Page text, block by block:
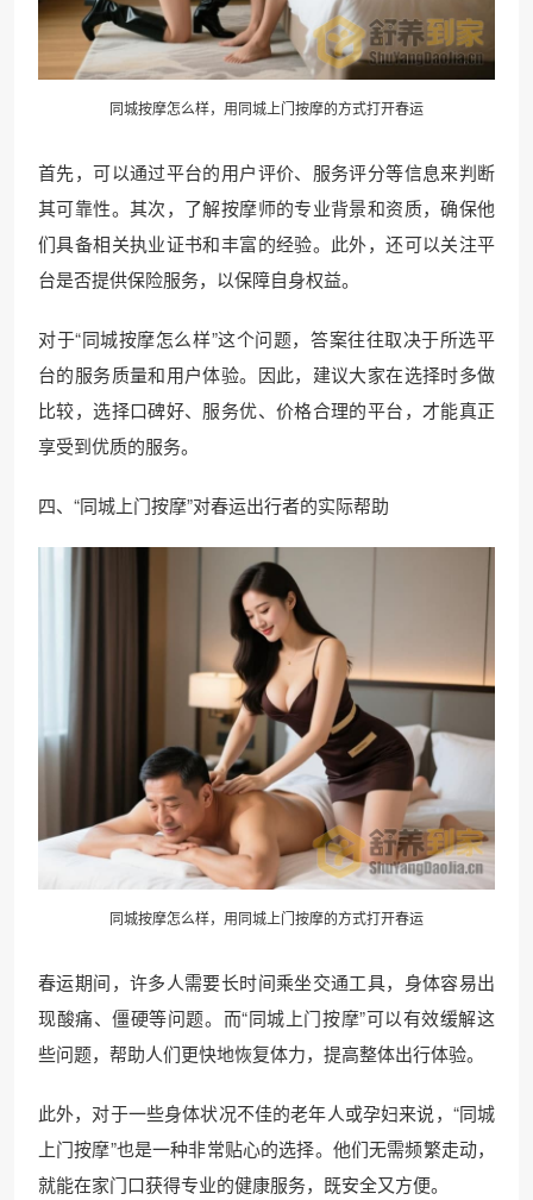
同城按摩怎么样，用同城上门按摩的方式打开春运
首先，可以通过平台的用户评价、服务评分等信息来判断
其可靠性。其次，了解按摩师的专业背景和资质，确保他
们具备相关执业证书和丰富的经验。此外，还可以关注平
台是否提供保险服务，以保障自身权益。
对于“同城按摩怎么样”这个问题，答案往往取决于所选平
台的服务质量和用户体验。因此，建议大家在选择时多做
比较，选择口碑好、服务优、价格合理的平台，才能真正
享受到优质的服务。
四、“同城上门按摩”对春运出行者的实际帮助
同城按摩怎么样，用同城上门按摩的方式打开春运
春运期间，许多人需要长时间乘坐交通工具，身体容易出
现酸痛、僵硬等问题。而“同城上门按摩”可以有效缓解这
些问题，帮助人们更快地恢复体力，提高整体出行体验。
此外，对于一些身体状况不佳的老年人或孕妇来说，“同城
上门按摩”也是一种非常贴心的选择。他们无需频繁走动，
就能在家门口获得专业的健康服务，既安全又方便。